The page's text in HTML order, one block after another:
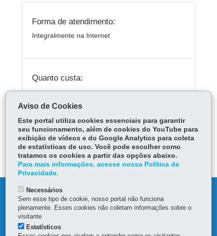
Forma de atendimento:
Integralmente na Internet
Quanto custa:
ÓRGÃO RESPONSÁVEL
DEIXE SUA OPINIÃO
DENUNCIE CORRUPÇÃO
Aviso de Cookies
Este portal utiliza cookies essenciais para garantir
seu funcionamento, além de cookies do YouTube para
exibição de vídeos e do Google Analytics para coleta
de estatísticas de uso. Você pode escolher como
tratamos os cookies a partir das opções abaixo.
Para mais informações, acesse nossa Política de
Privacidade.
Necessários
Sem esse tipo de cookie, nosso portal não funciona
plenamente. Esses cookies não coletam informações sobre o
visitante.
Estatísticos